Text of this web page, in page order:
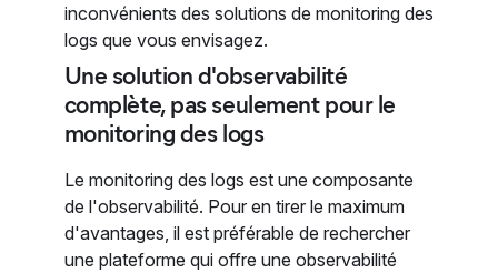
inconvénients des solutions de monitoring des
logs que vous envisagez.
Une solution d'observabilité
complète, pas seulement pour le
monitoring des logs
Le monitoring des logs est une composante
de l'observabilité. Pour en tirer le maximum
d'avantages, il est préférable de rechercher
une plateforme qui offre une observabilité